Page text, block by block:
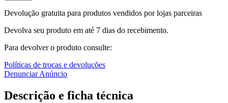
Devolução gratuita para produtos vendidos por lojas parceiras
Devolva seu produto em até 7 dias do recebimento.
Para devolver o produto consulte:
Políticas de trocas e devoluções
Denunciar Anúncio
Descrição e ficha técnica